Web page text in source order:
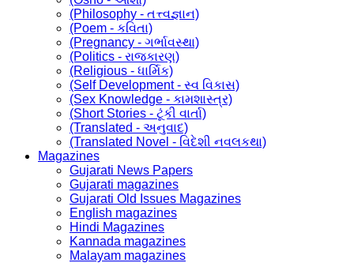
(Philosophy - તત્ત્વજ્ઞાન)
(Poem - કવિતા)
(Pregnancy - ગર્ભાવસ્થા)
(Politics - રાજકારણ)
(Religious - ધાર્મિક)
(Self Development - સ્વ વિકાસ)
(Sex Knowledge - કામશાસ્ત્ર)
(Short Stories - ટૂંકી વાર્તા)
(Translated - અનુવાદ)
(Translated Novel - વિદેશી નવલકથા)
Magazines
Gujarati News Papers
Gujarati magazines
Gujarati Old Issues Magazines
English magazines
Hindi Magazines
Kannada magazines
Malayam magazines